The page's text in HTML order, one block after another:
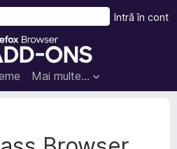
S
u
p
l
e
Mai multe…
Intră în cont